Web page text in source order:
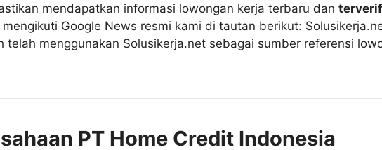
mendapatkan informasi lowongan kerja terbaru dan
Google News resmi kami di tautan berikut:
telah menggunakan Solusikerja.net sebagai sumber referensi
PT Home Credit Indonesia